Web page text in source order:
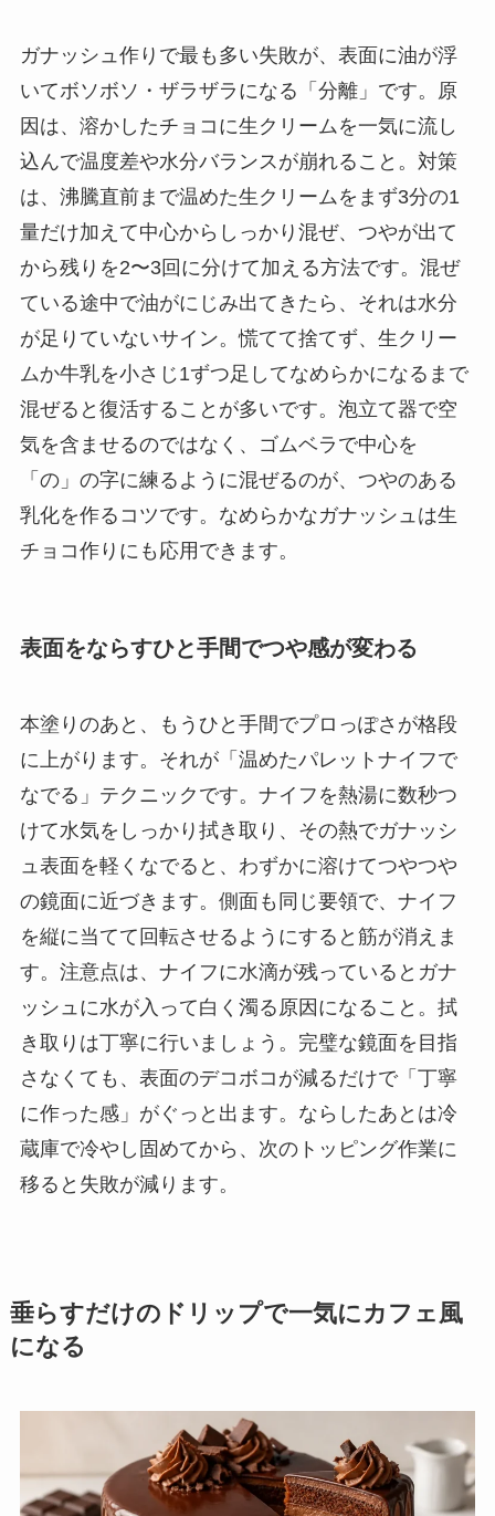
ガナッシュ作りで最も多い失敗が、表面に油が浮
いてボソボソ・ザラザラになる「分離」です。原
因は、溶かしたチョコに生クリームを一気に流し
込んで温度差や水分バランスが崩れること。対策
は、沸騰直前まで温めた生クリームをまず3分の1
量だけ加えて中心からしっかり混ぜ、つやが出て
から残りを2〜3回に分けて加える方法です。混ぜ
ている途中で油がにじみ出てきたら、それは水分
が足りていないサイン。慌てて捨てず、生クリー
ムか牛乳を小さじ1ずつ足してなめらかになるまで
混ぜると復活することが多いです。泡立て器で空
気を含ませるのではなく、ゴムベラで中心を
「の」の字に練るように混ぜるのが、つやのある
乳化を作るコツです。なめらかなガナッシュは生
チョコ作りにも応用できます。
表面をならすひと手間でつや感が変わる
本塗りのあと、もうひと手間でプロっぽさが格段
に上がります。それが「温めたパレットナイフで
なでる」テクニックです。ナイフを熱湯に数秒つ
けて水気をしっかり拭き取り、その熱でガナッシ
ュ表面を軽くなでると、わずかに溶けてつやつや
の鏡面に近づきます。側面も同じ要領で、ナイフ
を縦に当てて回転させるようにすると筋が消えま
す。注意点は、ナイフに水滴が残っているとガナ
ッシュに水が入って白く濁る原因になること。拭
き取りは丁寧に行いましょう。完璧な鏡面を目指
さなくても、表面のデコボコが減るだけで「丁寧
に作った感」がぐっと出ます。ならしたあとは冷
蔵庫で冷やし固めてから、次のトッピング作業に
移ると失敗が減ります。
垂らすだけのドリップで一気にカフェ風
になる